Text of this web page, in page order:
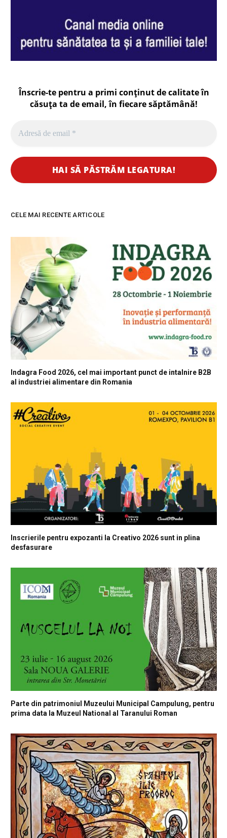
Înscrie-te pentru a primi conținut de calitate în
căsuța ta de email, în fiecaresăptămână!
CELE MAI RECENTE ARTICOLE
Indagra Food 2026, cel mai important punct de intalnire B2B
al industriei alimentare din Romania
Inscrierile pentru expozanti la Creativo 2026 sunt in plina
desfasurare
Parte din patrimoniul Muzeului Municipal Campulung, pentru
prima data la Muzeul National al Taranului Roman